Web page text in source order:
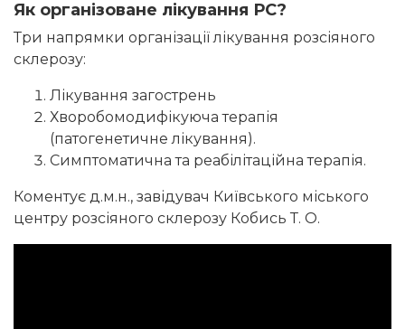
Як організоване лікування РС?
Три напрямки організації лікування розсіяного
склерозу:
Лікування загострень
Хворобомодифікуюча терапія
(патогенетичне лікування).
Симптоматична та реабілітаційна терапія.
Коментує д.м.н., завідувач Київського міського
центру розсіяного склерозу Кобись Т. О.